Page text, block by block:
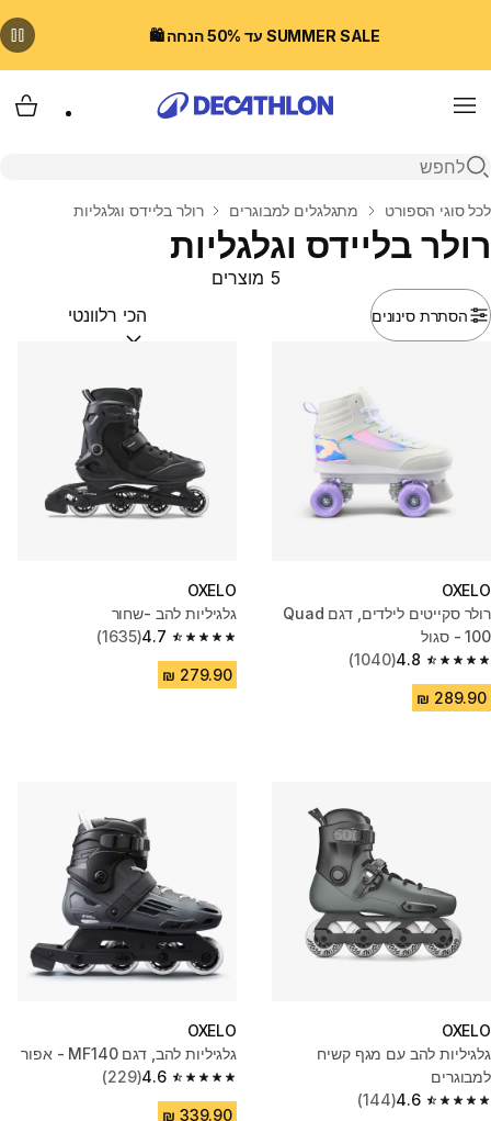
SUMMER SALE עד 50% הנחה 🛍️
Menu
פתיחת חיפוש
בית
לכל סוגי הספורט מתגלגלים למבוגרים רולר בליידס וגלגליות
רולר בליידס וגלגליות
הסתרת סינונים
5 מוצרים
מיין לפי:(optional)
OXELO
רולר סקייטים לילדים, דגם Quad
100 - סגול
4.8
4.8 out of 5 stars from 1040 reviews
(1040)
OXELO
גלגיליות להב -שחור
4.7
4.7 out of 5 stars from 1635 reviews
(1635)
OXELO
גלגיליות להב עם מגף קשיח
למבוגרים
4.6
4.6 out of 5 stars from 144 reviews
(144)
OXELO
גלגיליות להב, דגם MF140 - אפור
4.6
4.6 out of 5 stars from 229 reviews
(229)